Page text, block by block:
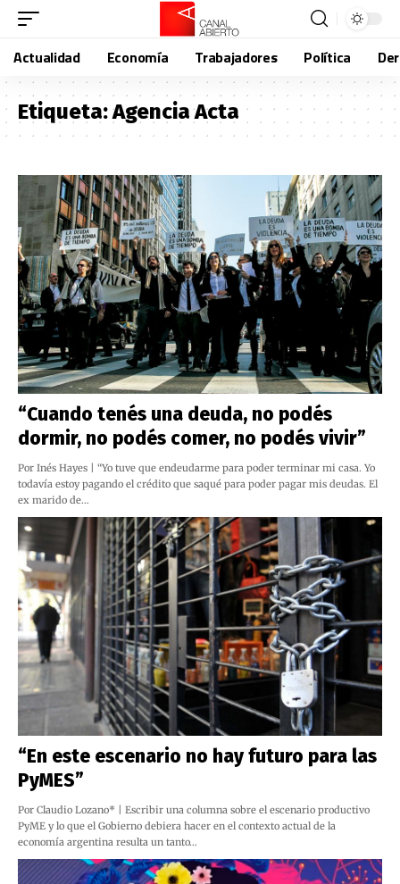
Actualidad Economía Trabajadores Política
Etiqueta:Agencia Acta
“Cuando tenés una deuda, no podés
dormir, no podés comer, no podés vivir”
Por Inés Hayes | “Yo tuve que endeudarme para poder terminar mi casa. Yo
todavía estoy pagando el crédito que saqué para poder pagar mis deudas. El
ex marido de…
“En este escenario no hay futuro para las
PyMES”
Por Claudio Lozano* | Escribir una columna sobre el escenario productivo
PyME y lo que el Gobierno debiera hacer en el contexto actual de la
economía argentina resulta un tanto…